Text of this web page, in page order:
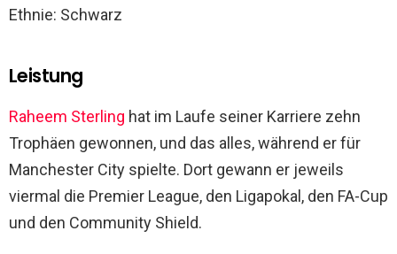
Ethnie: Schwarz
Leistung
Raheem Sterling hat im Laufe seiner Karriere zehn
Trophäen gewonnen, und das alles, während er für
Manchester City spielte. Dort gewann er jeweils
viermal die Premier League, den Ligapokal, den FA-Cup
und den Community Shield.